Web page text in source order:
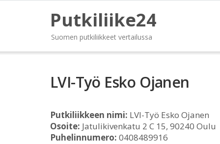
Putkiliike24
Suomen putkiliikkeet vertailussa
LVI-Työ Esko Ojanen
Putkiliikkeen nimi: LVI-Työ Esko Ojanen
Osoite: Jatulikivenkatu 2 C 15, 90240 Oulu
Puhelinnumero: 0408489916